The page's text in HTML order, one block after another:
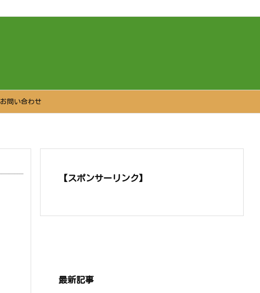
お問い合わせ
【スポンサーリンク】
最新記事